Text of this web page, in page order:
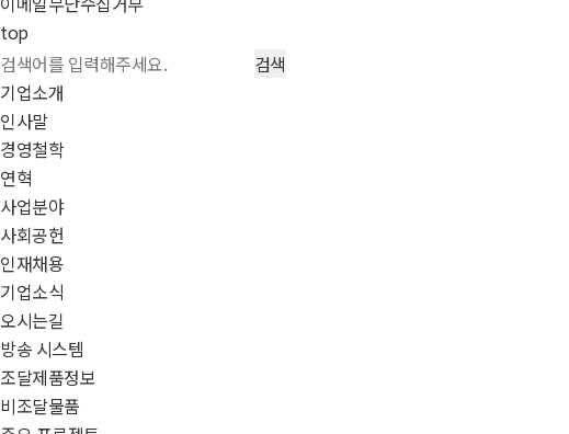
top
기업소개
인사말
경영철학
연혁
사업분야
사회공헌
인재채용
기업소식
오시는길
방송 시스템
조달제품정보
비조달물품